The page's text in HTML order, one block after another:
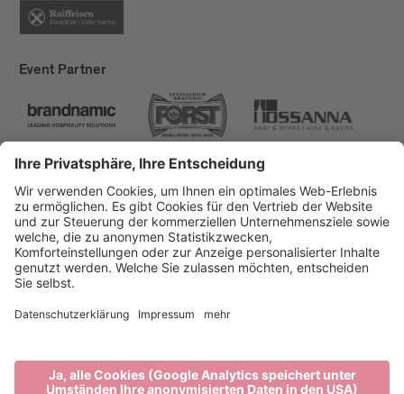
Event Partner
Brixen Tourismus
Privacy
Impressum
Förderungen
produced by